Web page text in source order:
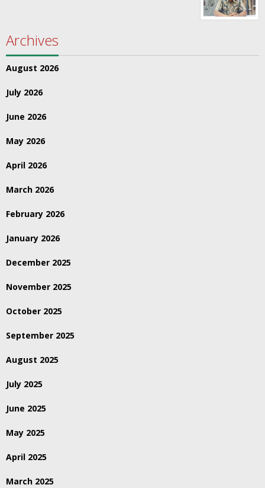
Archives
August 2026
July 2026
June 2026
May 2026
April 2026
March 2026
February 2026
January 2026
December 2025
November 2025
October 2025
September 2025
August 2025
July 2025
June 2025
May 2025
April 2025
March 2025